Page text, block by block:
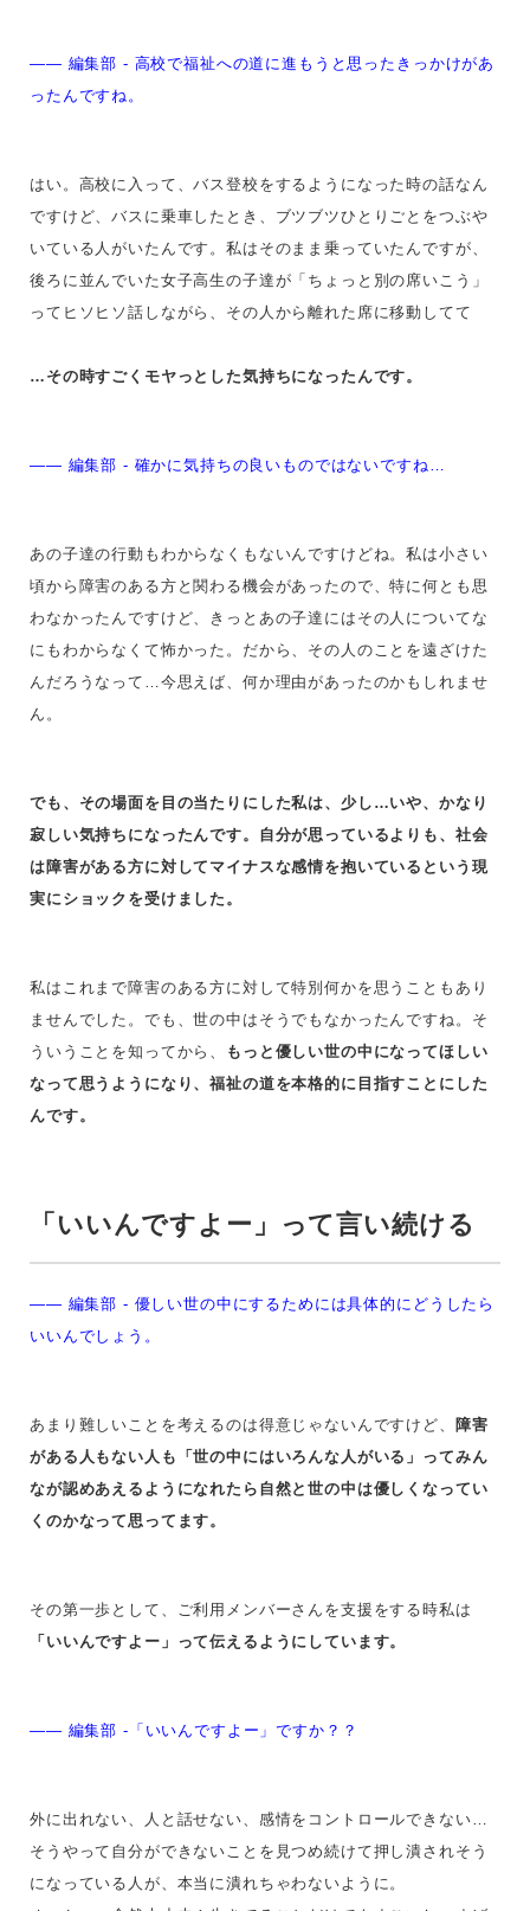
—— 編集部 - 高校で福祉への道に進もうと思ったきっかけがあ
ったんですね。
はい。高校に入って、バス登校をするようになった時の話なん
ですけど、バスに乗車したとき、ブツブツひとりごとをつぶや
いている人がいたんです。私は そのまま乗っていたんですが、
後ろに並んでいた女子高生の子達が「ちょっと別の席いこう」
ってヒソヒソ話しながら、その人から離れた席に移動してて
…その時すごくモヤっとした気持ちになったんです。
—— 編集部 - 確かに気持ちの良いものではないですね…
あの子達の行動もわからなくもないんですけどね。私は小さい
頃から障害のある方と 関わる機会があったので、特に何とも思
わなかったんですけど、
きっとあの子達にはその人についてな
にもわからなくて怖かった。だから、その人のことを遠ざけた
んだろうなって…今思えば、何か理由があったのかもしれませ
ん 。
でも、その場面を目の当たりにした私は、少し…いや、かなり
寂しい気持ちになったんです。自分が思っているよりも、社会
は障害がある方に対してマイナスな感情を抱いているという現
実にショックを受けました。
私はこれまで障害のある方に対して特別何かを思うこともあり
ませんでした。 でも、世の中はそうでもなかったんですね。 そ
ういうことを知ってから、
もっと優しい世の中になってほしい
なって思うようになり、福祉の道を本格的に目指すことにした
んです。
「いいんですよー」って言い続ける
—— 編集部 - 優しい世の中にするためには具体的にどうしたら
いいんでしょう。
あまり難しいことを考えるのは得意じゃないんですけど、
障害
がある人もない人も「世の中にはいろんな人がいる」ってみん
なが認めあえるようになれたら自然と世の中は優しくなってい
くのかなって思ってます。
その第一歩として、ご利用メンバーさんを支援をする時私は
「いいんですよー」って伝えるようにしています。
—— 編集部 -「いいんですよー」ですか？？
外に出れない、人と話せない、感情をコントロールできない…
そうやって自分ができないことを見つめ続けて押し潰されそう
になっている人が、本当に潰れちゃわないように。